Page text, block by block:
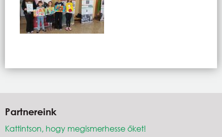
Partnereink
Kattintson, hogy megismerhesse őket!